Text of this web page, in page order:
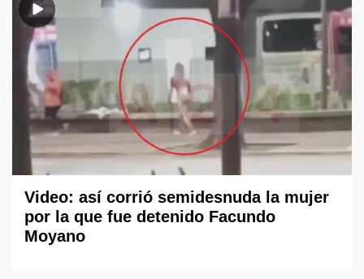
Video: así corrió semidesnuda la mujer
por la que fue detenido Facundo
Moyano